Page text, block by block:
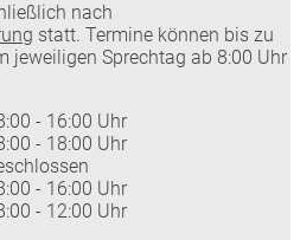
nach
statt. Termine können bis zu
jeweiligen Sprechtag ab 8:00 Uhr
- 16:00 Uhr
- 18:00 Uhr
- 16:00 Uhr
- 12:00 Uhr